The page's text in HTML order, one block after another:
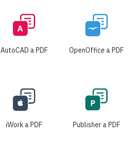
AutoCAD a PDF OpenOffice a PDF
iWork a PDF Publisher a PDF